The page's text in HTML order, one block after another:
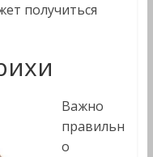
получиться
Важно
правильн
о